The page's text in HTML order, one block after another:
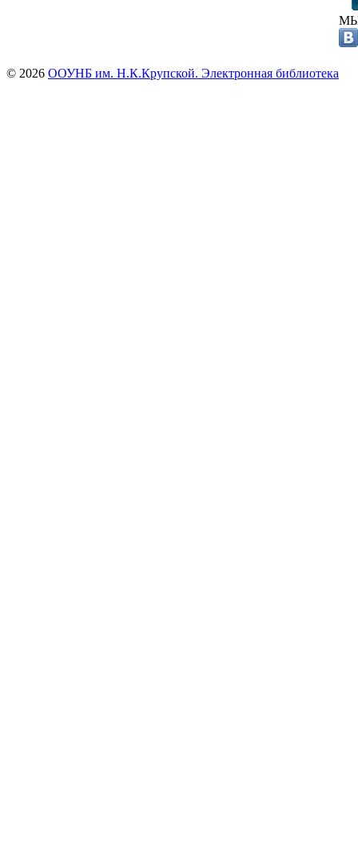
© 2026 ООУНБ им. Н.К.Крупской. Электронная библиотека